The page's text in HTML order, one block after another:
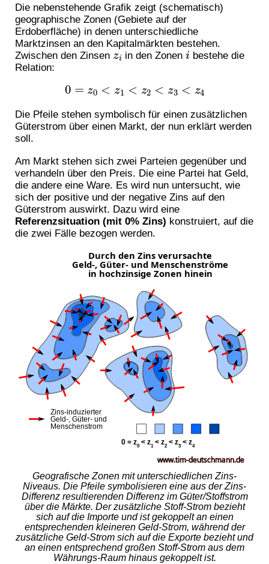
Die nebenstehende Grafik zeigt (schematisch)
geographische Zonen (Gebiete auf der
Erdoberfläche) in denen unterschiedliche
Marktzinsen an den Kapitalmärkten bestehen.
Zwischen den Zinsen
zi
in den Zonen
i
bestehe die
Relation:
0 =z 0< z <z 2 z3< 4
Die Pfeile stehen symbolisch für einen zusätzlichen
Güterstrom über einen Markt, der nun erklärt werden
soll.
Am Markt stehen sich zwei Parteien gegenüber und
verhandeln über den Preis. Die eine Partei hat Geld,
die andere eine Ware. Es wird nun untersucht, wie
sich der positive und der negative Zins auf den
Güterstrom auswirkt. Dazu wird eine
Referenzsituation (mit 0% Zins) konstruiert, auf die
die zwei Fälle bezogen werden.
Geografische Zonen mit unterschiedlichen Zins-
Niveaus. Die Pfeile symbolisieren eine aus der Zins-
Differenz resultierenden Differenz im Güter/Stoffstrom
über die Märkte. Der zusätzliche Stoff-Strom bezieht
sich auf die Importe und ist gekoppelt an einen
entsprechenden kleineren Geld-Strom, während der
zusätzliche Geld-Strom sich auf die Exporte bezieht und
an einen entsprechend großen Stoff-Strom aus dem
Währungs-Raum hinaus gekoppelt ist.